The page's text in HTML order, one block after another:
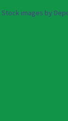
Stock images by